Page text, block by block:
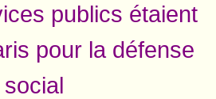
publics étaient
pour la défense